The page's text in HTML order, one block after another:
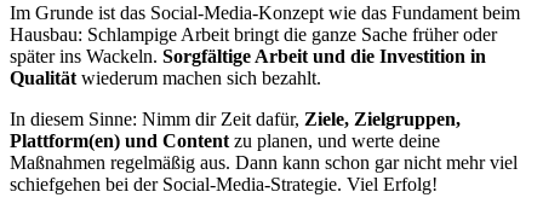
Im Grunde ist das Social-Media-Konzept wie das Fundament beim
Hausbau: Schlampige Arbeit bringt die ganze Sache früher oder
später ins Wackeln. Sorgfältige Arbeit und die Investition in
Qualität wiederum machen sich bezahlt.
In diesem Sinne: Nimm dir Zeit dafür, Ziele, Zielgruppen,
Plattform(en) und Content zu planen, und werte deine
Maßnahmen regelmäßig aus. Dann kann schon gar nicht mehr viel
schiefgehen bei der Social-Media-Strategie. Viel Erfolg!